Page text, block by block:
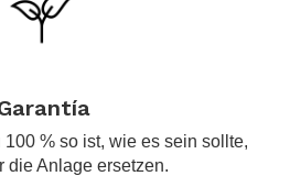
% so ist, wie es sein sollte,
die Anlage ersetzen.